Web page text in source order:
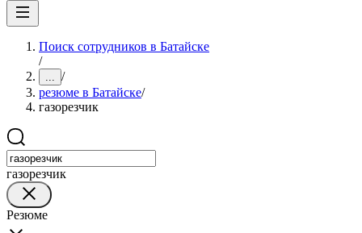
Поиск сотрудников в Батайске
/
... /
резюме в Батайске/
газорезчик
газорезчик
Резюме